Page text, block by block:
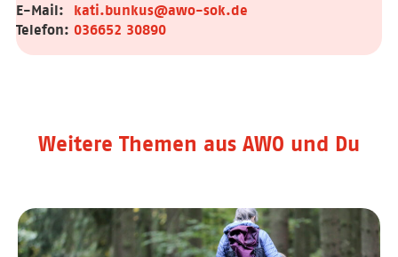
E-Mail:
kati.bunkus@awo-sok.de
Telefon: 036652 30890
Weitere Themen aus AWO und Du